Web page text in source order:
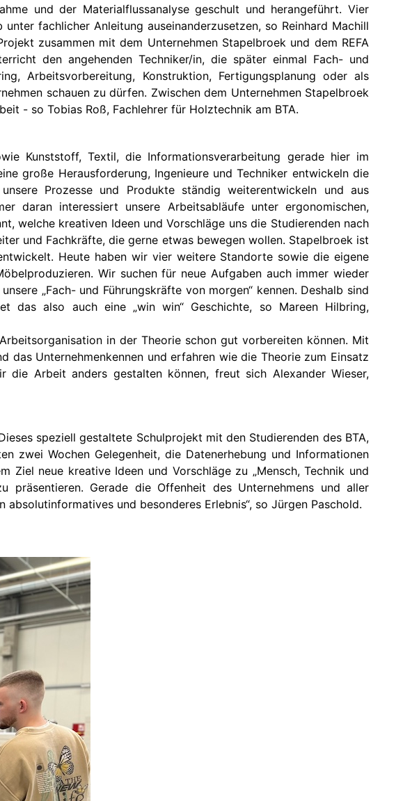
und der Materialflussanalyse geschult und herangeführt. Vier
fachlicher Anleitung auseinanderzusetzen, so Reinhard Machill
zusammen mit dem Unternehmen Stapelbroek und dem REFA
den angehenden Techniker/in, die später einmal Fach- und
Arbeitsvorbereitung, Konstruktion, Fertigungsplanung oder als
schauen zu dürfen. Zwischen dem Unternehmen Stapelbroek
- so Tobias Roß, Fachlehrer für Holztechnik am BTA.
Kunststoff, Textil, die Informationsverarbeitung gerade hier im
große Herausforderung, Ingenieure und Techniker entwickeln die
Prozesse und Produkte ständig weiterentwickeln und aus
daran interessiert unsere Arbeitsabläufe unter ergonomischen,
welche kreativen Ideen und Vorschläge uns die Studierenden nach
und Fachkräfte, die gerne etwas bewegen wollen. Stapelbroek ist
Heute haben wir vier weitere Standorte sowie die eigene
Wir suchen für neue Aufgaben auch immer wieder
„Fach- und Führungskräfte von morgen“ kennen. Deshalb sind
das also auch eine „win win“ Geschichte, so Mareen Hilbring,
in der Theorie schon gut vorbereiten können. Mit
Unternehmenkennen und erfahren wie die Theorie zum Einsatz
Arbeit anders gestalten können, freut sich Alexander Wieser,
speziell gestaltete Schulprojekt mit den Studierenden des BTA,
zwei Wochen Gelegenheit, die Datenerhebung und Informationen
Ziel neue kreative Ideen und Vorschläge zu „Mensch, Technik und
präsentieren. Gerade die Offenheit des Unternehmens und aller
und besonderes Erlebnis“, so Jürgen Paschold.